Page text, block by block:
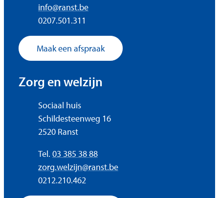
E-mailinfo@ranst.be
Ondernemingsnummer
0207.501.311
Maak een afspraak
Zorg en welzijn
AdresSociaal huis
Schildesteenweg 16
,2520 Ranst
03 385 38 88
E-mailzorg.welzijn@ranst.be
Ondernemingsnummer
0212.210.462